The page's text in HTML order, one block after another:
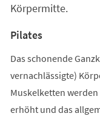
Körpermitte.
Pilates
Das schonende
vernachlässigte)
Muskelketten
erhöht und das